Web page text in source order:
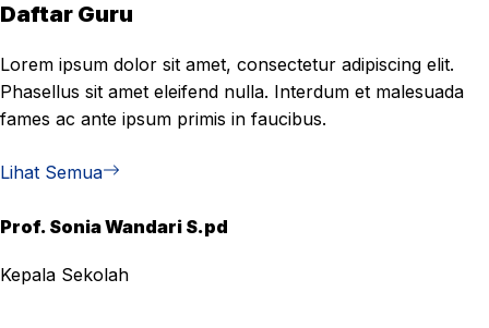
Daftar Guru
Lorem ipsum dolor sit amet, consectetur adipiscing elit.
Phasellus sit amet eleifend nulla. Interdum et malesuada
fames ac ante ipsum primis in faucibus.
Lihat Semua
Prof. Sonia Wandari S.pd
Kepala Sekolah